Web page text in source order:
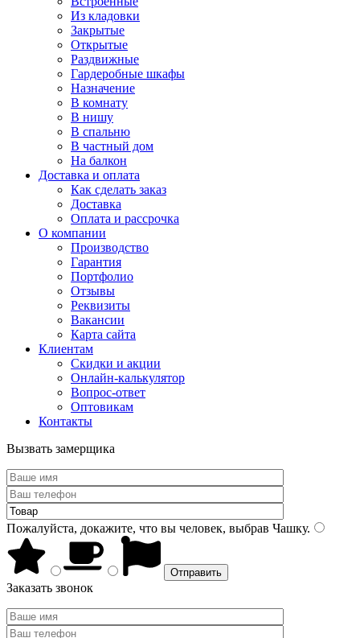
Из кладовки
Закрытые
Открытые
Раздвижные
Гардеробные шкафы
Назначение
В комнату
В нишу
В спальню
В частный дом
На балкон
Доставка и оплата
Как сделать заказ
Доставка
Оплата и рассрочка
О компании
Производство
Гарантия
Портфолио
Отзывы
Реквизиты
Вакансии
Карта сайта
Клиентам
Скидки и акции
Онлайн-калькулятор
Вопрос-ответ
Оптовикам
Контакты
Вызвать замерщика
Пожалуйста, докажите, что вы человек, выбрав Чашку.
Заказать звонок